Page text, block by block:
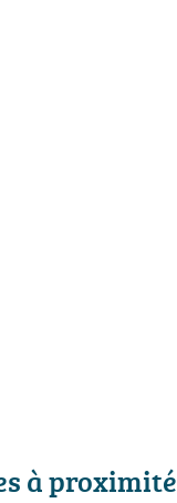
à proximité